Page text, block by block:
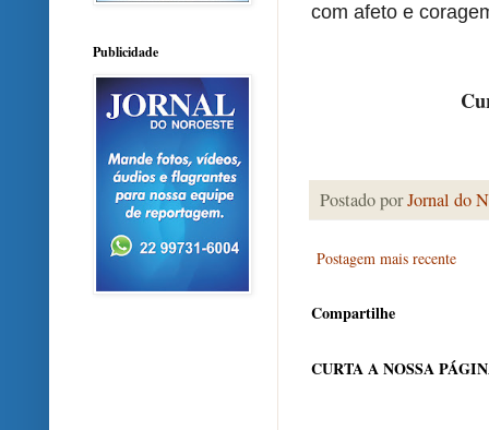
com afeto e
Postado porJornal do
Postagem mais recente
Compartilhe
CURTA A NOSSA
Publicidade